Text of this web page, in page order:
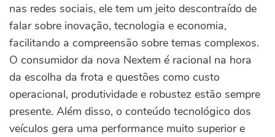
nas redes sociais, ele tem um jeito descontraído de
falar sobre inovação, tecnologia e economia,
facilitando a compreensão sobre temas complexos.
O consumidor da nova Nextem é racional na hora
da escolha da frota e questões como custo
operacional, produtividade e robustez estão sempre
presente. Além disso, o conteúdo tecnológico dos
veículos gera uma performance muito superior e